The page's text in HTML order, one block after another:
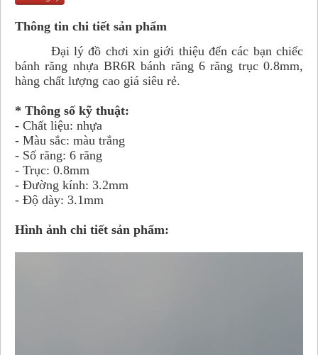
Thông tin chi tiết sản phẩm
Đại lý đồ chơi xin giới thiệu đến các bạn chiếc
bánh răng nhựa BR6R bánh răng 6 răng trục 0.8mm,
hàng chất lượng cao giá siêu rẻ.
* Thông số kỹ thuật:
- Chất liệu: nhựa
- Màu sắc: màu trắng
- Số răng: 6 răng
- Trục: 0.8mm
- Đường kính: 3.2mm
- Độ dày: 3.1mm
Hình ảnh chi tiết sản phẩm: